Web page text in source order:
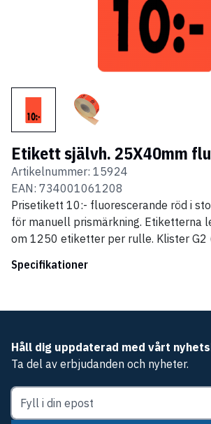
Etikett självh. 25X40mm
Artikelnummer: 15924
EAN: 734001061208
Prisetikett 10:- fluorescerande röd i
för manuell prismärkning. Etiketterna
om 1250 etiketter per rulle. Klister G2
Specifikationer
Håll dig uppdaterad med vårt
Ta del av erbjudanden och nyheter.